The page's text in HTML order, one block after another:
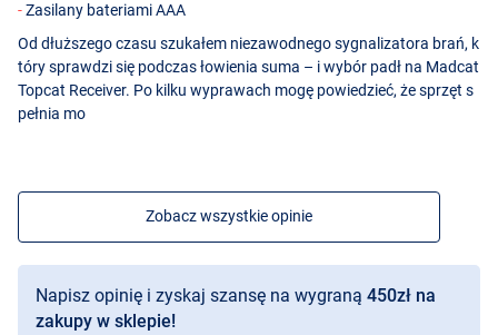
Zasilany bateriami AAA
Od dłuższego czasu szukałem niezawodnego sygnalizatora brań, k
tóry sprawdzi się podczas łowienia suma – i wybór padł na Madcat
Topcat Receiver. Po kilku wyprawach mogę powiedzieć, że sprzęt s
pełnia mo
Zobacz wszystkie opinie
Napisz opinię i zyskaj szansę na wygraną 450zł na
zakupy w sklepie!